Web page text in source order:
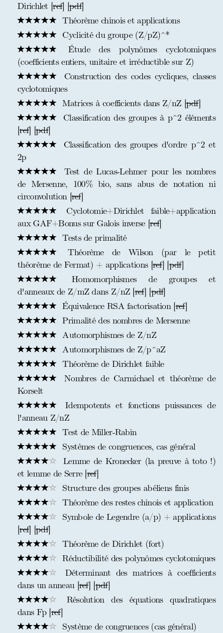
Dirichlet [ref] [pdf]
Théorème chinois et applications
Cyclicité du groupe (Z/pZ)^*
Étude des polynômes cyclotomiques
(coefficients entiers, unitaire et irréductible sur Z)
Construction des codes cycliques, classes
cyclotomiques
Matrices à coefficients dans Z/nZ [pdf]
Classification des groupes à p^2 éléments
[ref] [pdf]
Classification des groupes d'ordre p^2 et
2p
Test de Lucas-Lehmer pour les nombres
de Mersenne, 100% bio, sans abus de notation ni
circonvolution [ref]
Cyclotomie+Dirichlet faible+application
aux GAF+Bonus sur Galois inverse [ref]
Tests de primalité
Théorème de Wilson (par le petit
théorème de Fermat) + applications [ref] [pdf]
Homomorphismes de groupes et
d'anneaux de Z/mZ dans Z/nZ [ref] [pdf]
Équivalence RSA factorisation [ref]
Primalité des nombres de Mersenne
Automorphismes de Z/nZ
Automorphismes de Z/p^aZ
Théorème de Dirichlet faible
Nombres de Carmichael et théorème de
Korselt
Idempotents et fonctions puissances de
l'anneau Z/nZ
Test de Miller-Rabin
Systèmes de congruences, cas général
Lemme de Kronecker (la preuve à toto !)
et lemme de Serre [ref]
Structure des groupes abéliens finis
Théorème des restes chinois et application
Symbole de Legendre (a/p) + applications
[ref] [pdf]
Théorème de Dirichlet (fort)
Réductibilité des polynômes cyclotomiques
Déterminant des matrices à coefficients
dans un anneau [ref] [pdf]
Résolution des équations quadratiques
dans Fp [ref]
Système de congruences (cas général)